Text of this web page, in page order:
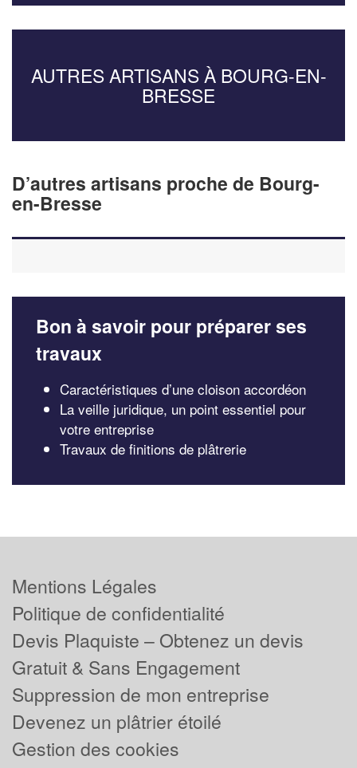
AUTRES ARTISANS À BOURG-EN-
BRESSE
D’autres artisans proche de Bourg-
en-Bresse
Bon à savoir pour préparer ses
travaux
Caractéristiques d’une cloison accordéon
La veille juridique, un point essentiel pour
votre entreprise
Travaux de finitions de plâtrerie
Mentions Légales
Politique de confidentialité
Devis Plaquiste – Obtenez un devis
Gratuit & Sans Engagement
Suppression de mon entreprise
Devenez un plâtrier étoilé
Gestion des cookies